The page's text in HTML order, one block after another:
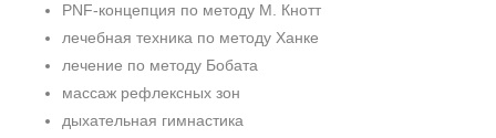
PNF-концепция по методу М. Кнотт
лечебная техника по методу Ханке
лечение по методу Бобата
массаж рефлексных зон
дыхательная гимнастика